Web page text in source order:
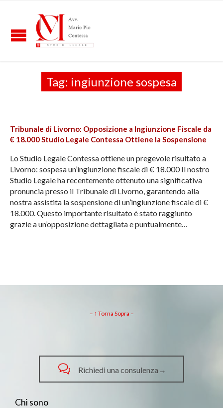
Tag: ingiunzione sospesa
Tribunale di Livorno: Opposizione a Ingiunzione Fiscale da
€ 18.000 Studio Legale Contessa Ottiene la Sospensione
Lo Studio Legale Contessa ottiene un pregevole risultato a
Livorno: sospesa un’ingiunzione fiscale di € 18.000 Il nostro
Studio Legale ha recentemente ottenuto una significativa
pronuncia presso il Tribunale di Livorno, garantendo alla
nostra assistita la sospensione di un’ingiunzione fiscale di €
18.000. Questo importante risultato è stato raggiunto
grazie a un’opposizione dettagliata e puntualmente…
– ↑ Torna Sopra –
 Richiedi una consulenza→
Chi sono